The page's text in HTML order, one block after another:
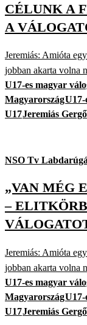
CÉLUNK A
A
Jeremiás: Amióta
jobban akarta volna
U17-es magyar
MagyarországU17-
U17Jeremiás Gergő
NSO Tv
„VAN MÉG
–
Jeremiás: Amióta
jobban akarta volna
U17-es magyar
MagyarországU17-
U17Jeremiás Gergő